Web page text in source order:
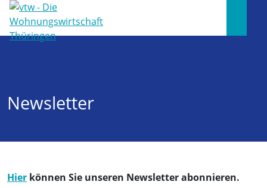
Newsletter
Hier können Sie unseren Newsletter abonnieren.